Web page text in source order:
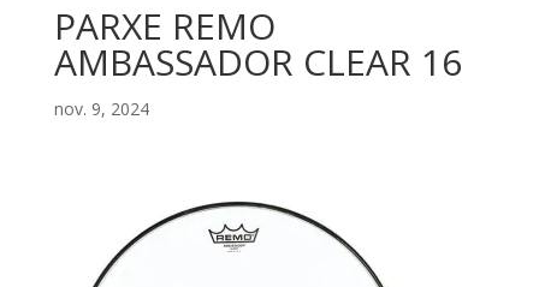
PARXE REMO
AMBASSADOR CLEAR 16
nov. 9, 2024